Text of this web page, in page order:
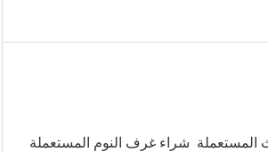
شراء غرف النوم المستعملة